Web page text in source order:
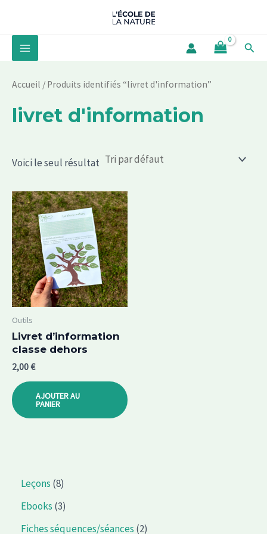
MAIN
MENU
Leçons 88
p
Ebooks 33
p
Fiches séquences/séances 22
Accueil / Produits identifiés “livret d'information”
livret d'information
Voici le seul résultat
Outils
Livret d’information
classe dehors
2,00€
AJOUTER AU
PANIER